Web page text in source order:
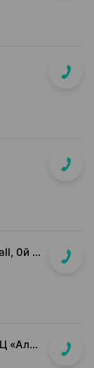
ул. Братская, д. 18, пом. 96 (ТРЦ Avia Mall, 0й этаж рядом с гипермаркетом Green)
ул. Притыцкого, д. 93, пом. 1-21, 1-23 (ТЦ «Алми (Притыцкого)», слева от главного входа)